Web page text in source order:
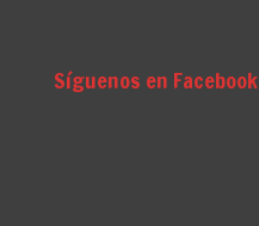
Síguenos en Facebook